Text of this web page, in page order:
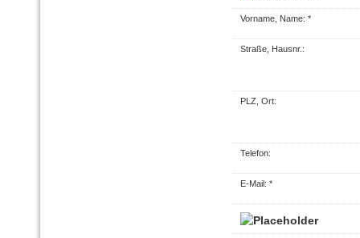
Vorname, Name: *
Straße, Hausnr.:
PLZ, Ort:
Telefon:
E-Mail: *